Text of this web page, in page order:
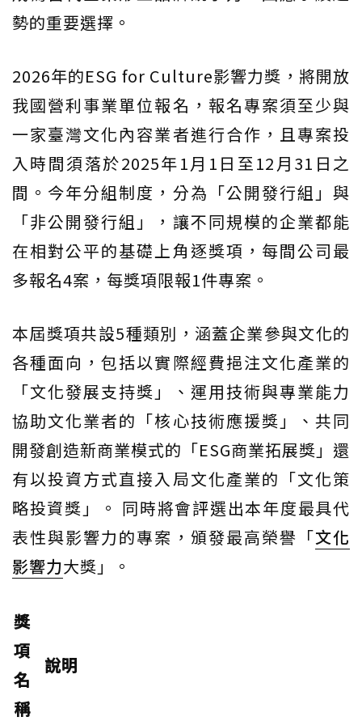
勢的重要選擇。
2026年的ESG for Culture影響力獎，將開放
我國營利事業單位報名，報名專案須至少與
一家臺灣文化內容業者進行合作，且專案投
入時間須落於2025年1月1日至12月31日之
間。今年分組制度，分為「公開發行組」與
「非公開發行組」，讓不同規模的企業都能
在相對公平的基礎上角逐獎項，每間公司最
多報名4案，每獎項限報1件專案。
本屆獎項共設5種類別，涵蓋企業參與文化的
各種面向，包括以實際經費挹注文化產業的
「文化發展支持獎」、運用技術與專業能力
協助文化業者的「核心技術應援獎」、共同
開發創造新商業模式的「ESG商業拓展獎」還
有以投資方式直接入局文化產業的「文化策
略投資獎」。 同時將會評選出本年度最具代
表性與影響力的專案，頒發最高榮譽「文化
影響力大獎」。
獎
項
名
稱
說明